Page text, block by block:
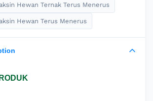
Hewan Ternak Terus Menerus
Hewan Terus Menerus